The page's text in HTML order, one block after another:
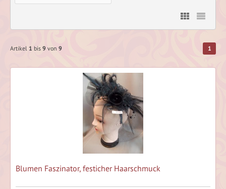
Artikel 1 bis 9 von 9 1
Blumen Faszinator, festicher Haarschmuck